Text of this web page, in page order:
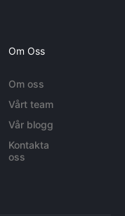
Om Oss
Om oss
Vårt team
Vår blogg
Kontakta
oss